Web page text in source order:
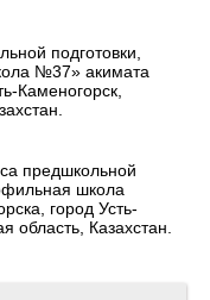
подготовки,
№37» акимата
Каменогорск,
предшкольной
школа
город Усть-
область, Казахстан.